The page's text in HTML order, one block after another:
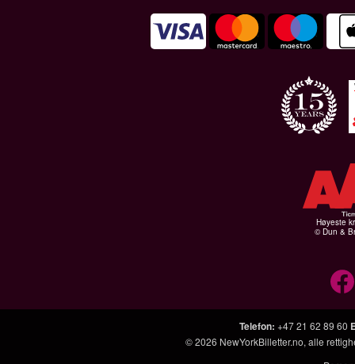
Høyeste
© Dun &
Telefon: +47 21 62 89 60
© 2026 NewYorkBilletter.no, alle